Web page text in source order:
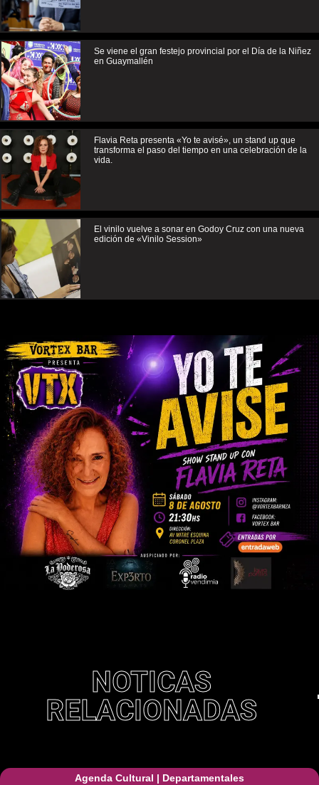
Se viene el gran festejo provincial por el Día de la Niñez
en Guaymallén
Flavia Reta presenta «Yo te avisé», un stand up que
transforma el paso del tiempo en una celebración de la
vida.
El vinilo vuelve a sonar en Godoy Cruz con una nueva
edición de «Vinilo Session»
NOTICAS
RELACIONADAS
Agenda Cultural | Departamentales